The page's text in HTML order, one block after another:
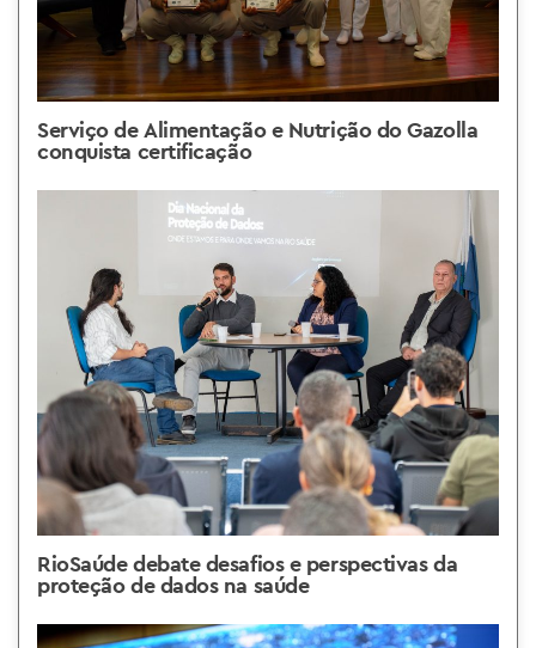
Serviço de Alimentação e Nutrição do Gazolla
conquista certificação
RioSaúde debate desafios e perspectivas da
proteção de dados na saúde